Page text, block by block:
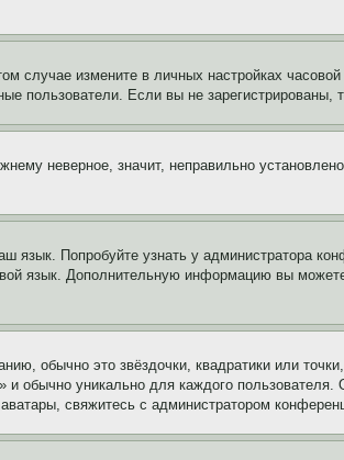
случае измените в личных настройках
пользователи. Если вы не
неверное, значит, неправильно
язык. Попробуйте узнать у администратора
язык. Дополнительную информацию вы
обычно это звёздочки, квадратики или
обычно уникально для каждого
свяжитесь с администратором